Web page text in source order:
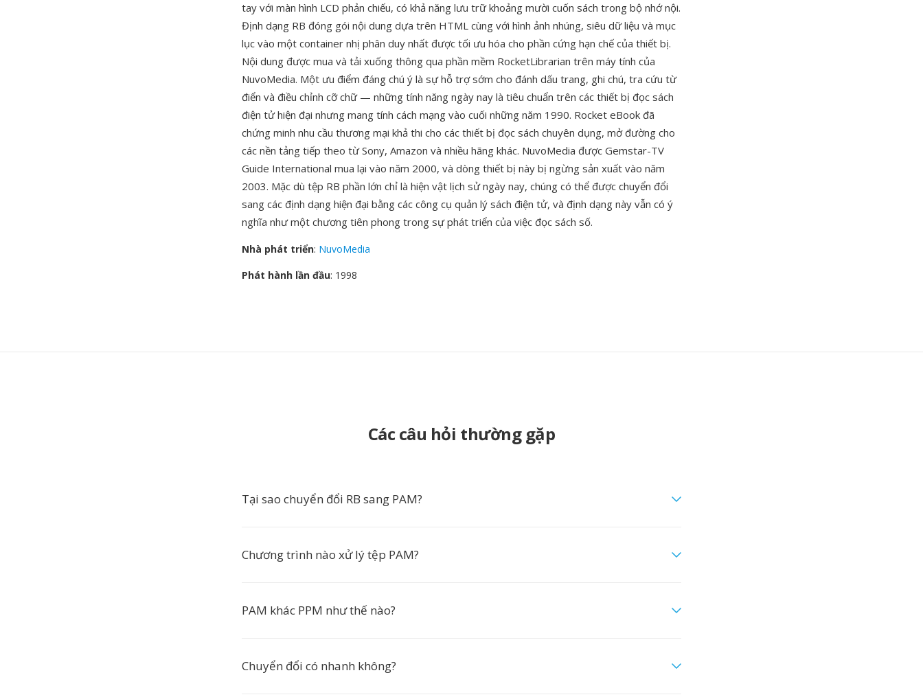
tay với màn hình LCD phản chiếu, có khả năng lưu trữ khoảng mười cuốn sách trong bộ nhớ nội.
Định dạng RB đóng gói nội dung dựa trên HTML cùng với hình ảnh nhúng, siêu dữ liệu và mục
lục vào một container nhị phân duy nhất được tối ưu hóa cho phần cứng hạn chế của thiết bị.
Nội dung được mua và tải xuống thông qua phần mềm RocketLibrarian trên máy tính của
NuvoMedia. Một ưu điểm đáng chú ý là sự hỗ trợ sớm cho đánh dấu trang, ghi chú, tra cứu từ
điển và điều chỉnh cỡ chữ — những tính năng ngày nay là tiêu chuẩn trên các thiết bị đọc sách
điện tử hiện đại nhưng mang tính cách mạng vào cuối những năm 1990. Rocket eBook đã
chứng minh nhu cầu thương mại khả thi cho các thiết bị đọc sách chuyên dụng, mở đường cho
các nền tảng tiếp theo từ Sony, Amazon và nhiều hãng khác. NuvoMedia được Gemstar-TV
Guide International mua lại vào năm 2000, và dòng thiết bị này bị ngừng sản xuất vào năm
2003. Mặc dù tệp RB phần lớn chỉ là hiện vật lịch sử ngày nay, chúng có thể được chuyển đổi
sang các định dạng hiện đại bằng các công cụ quản lý sách điện tử, và định dạng này vẫn có ý
nghĩa như một chương tiên phong trong sự phát triển của việc đọc sách số.
Nhà phát triển: NuvoMedia
Phát hành lần đầu: 1998
Các câu hỏi thường gặp
Tại sao chuyển đổi RB sang PAM?
Chương trình nào xử lý tệp PAM?
PAM khác PPM như thế nào?
Chuyển đổi có nhanh không?